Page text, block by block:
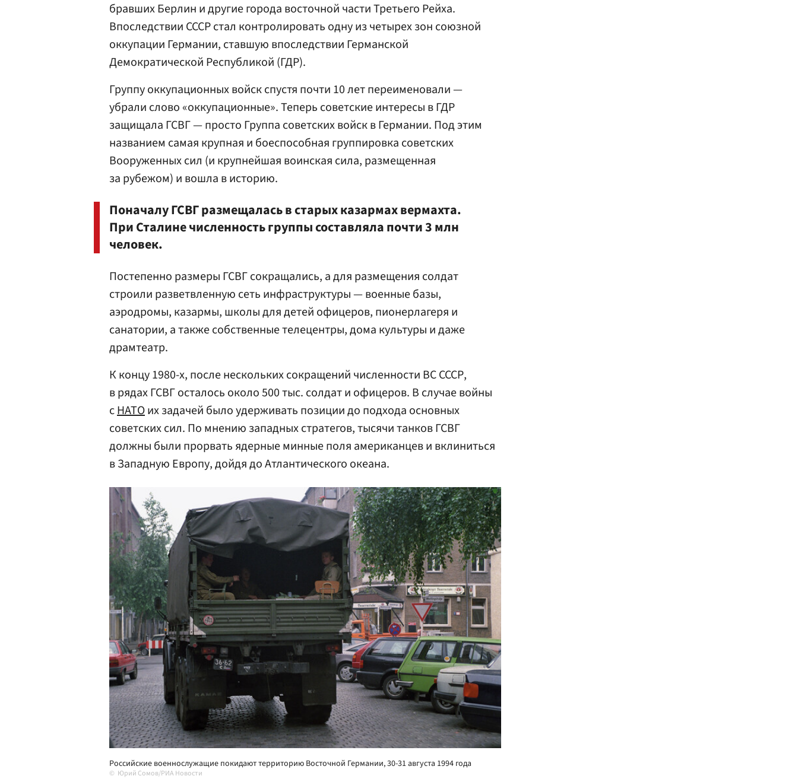
бравших Берлин и другие города восточной части Третьего Рейха.
Впоследствии СССР стал контролировать одну из четырех зон союзной
оккупации Германии, ставшую впоследствии Германской
Демократической Республикой (ГДР).
Группу оккупационных войск спустя почти 10 лет переименовали —
убрали слово «оккупационные». Теперь советские интересы в ГДР
защищала ГСВГ — просто Группа советских войск в Германии. Под этим
названием самая крупная и боеспособная группировка советских
Вооруженных сил (и крупнейшая воинская сила, размещенная
за рубежом) и вошла в историю.
Поначалу ГСВГ размещалась в старых казармах вермахта.
При Сталине численность группы составляла почти 3 млн
человек.
Постепенно размеры ГСВГ сокращались, а для размещения солдат
строили разветвленную сеть инфраструктуры — военные базы,
аэродромы, казармы, школы для детей офицеров, пионерлагеря и
санатории, а также собственные телецентры, дома культуры и даже
драмтеатр.
К концу 1980-х, после нескольких сокращений численности ВС СССР,
в рядах ГСВГ осталось около 500 тыс. солдат и офицеров. В случае войны
сНАТОих задачей было удерживать позиции до подхода основных
советских сил. По мнению западных стратегов, тысячи танков ГСВГ
должны были прорвать ядерные минные поля американцев и вклиниться
в Западную Европу, дойдя до Атлантического океана.
Российские военнослужащие покидают территорию Восточной Германии, 30-31 августа 1994 года
Юрий Сомов/РИА Новости